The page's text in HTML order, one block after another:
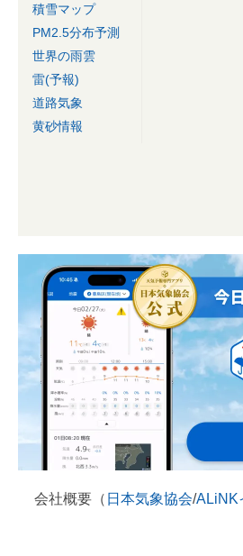
積雪マップ
PM2.5分布予測
世界の雨雲
雷(予報)
道路気象
黄砂情報
会社概要（ 日本気象協会/ALiNK